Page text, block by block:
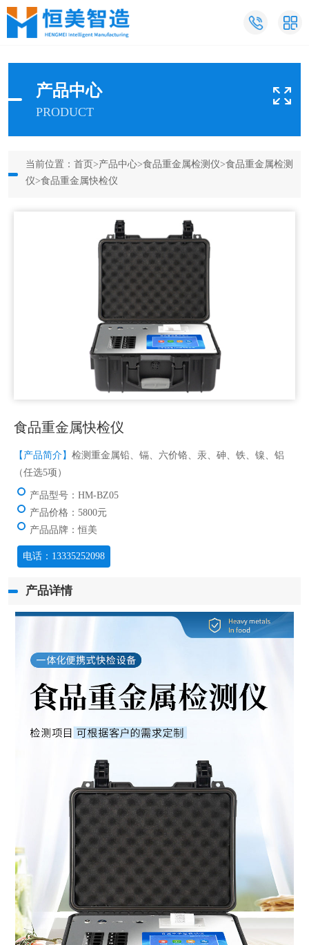
产品中心
PRODUCT
当前位置： 首页 >产品中心>食品重金属检测仪>食品重金属检测
仪>食品重金属快检仪
食品重金属快检仪
【产品简介】 检测重金属铅、镉、六价铬、汞、砷、铁、镍、铝
（任选5项）
产品型号：HM-BZ05
产品价格：5800元
产品品牌：恒美
电话：13335252098
产品详情